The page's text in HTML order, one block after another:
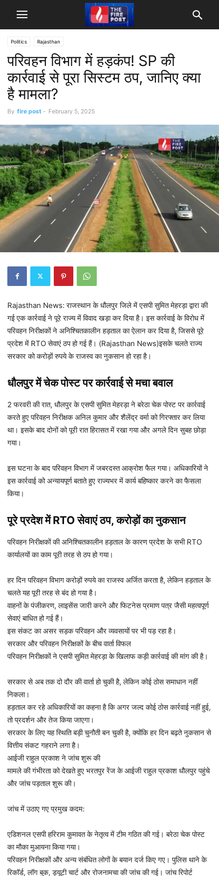
Politics Rajasthan
परिवहन विभाग में हड़कंप! SP की
कार्रवाई से पूरा सिस्टम ठप, जानिए क्या
है मामला?
By fire post - February 5, 2025
Rajasthan News: राजस्थान के धौलपुर जिले में एसपी सुमित मेहरड़ा द्वारा की
गई एक कार्रवाई ने पूरे राज्य में विवाद खड़ा कर दिया है। इस कार्रवाई के विरोध में
परिवहन निरीक्षकों ने अनिश्चितकालीन हड़ताल का ऐलान कर दिया है, जिससे पूरे
प्रदेश में RTO सेवाएं ठप हो गई हैं। (Rajasthan News)इसके चलते राज्य
सरकार को करोड़ों रुपये के राजस्व का नुकसान हो रहा है।
धौलपुर में चेक पोस्ट पर कार्रवाई से मचा बवाल
2 फरवरी की रात, धौलपुर के एसपी सुमित मेहरड़ा ने बरेठा चेक पोस्ट पर कार्रवाई
करते हुए परिवहन निरीक्षक अनिल कुमार और शैलेंद्र वर्मा को गिरफ्तार कर लिया
था। इसके बाद दोनों को पूरी रात हिरासत में रखा गया और अगले दिन सुबह छोड़ा
गया।
इस घटना के बाद परिवहन विभाग में जबरदस्त आक्रोश फैल गया। अधिकारियों ने
इस कार्रवाई को अन्यायपूर्ण बताते हुए राज्यभर में कार्य बहिष्कार करने का फैसला
किया।
पूरे प्रदेश में RTO सेवाएं ठप, करोड़ों का नुकसान
परिवहन निरीक्षकों की अनिश्चितकालीन हड़ताल के कारण प्रदेश के सभी RTO
कार्यालयों का काम पूरी तरह से ठप हो गया।
हर दिन परिवहन विभाग करोड़ों रुपये का राजस्व अर्जित करता है, लेकिन हड़ताल के
चलते यह पूरी तरह से बंद हो गया है।
वाहनों के पंजीकरण, लाइसेंस जारी करने और फिटनेस प्रमाण पत्र जैसी महत्वपूर्ण
सेवाएं बाधित हो गई हैं।
इस संकट का असर सड़क परिवहन और व्यवसायों पर भी पड़ रहा है।
सरकार और परिवहन निरीक्षकों के बीच वार्ता विफल
परिवहन निरीक्षकों ने एसपी सुमित मेहरड़ा के खिलाफ कड़ी कार्रवाई की मांग की है।
सरकार से अब तक दो दौर की वार्ता हो चुकी है, लेकिन कोई ठोस समाधान नहीं
निकला।
हड़ताल कर रहे अधिकारियों का कहना है कि अगर जल्द कोई ठोस कार्रवाई नहीं हुई,
तो प्रदर्शन और तेज किया जाएगा।
सरकार के लिए यह स्थिति बड़ी चुनौती बन चुकी है, क्योंकि हर दिन बढ़ते नुकसान से
वित्तीय संकट गहराने लगा है।
आईजी राहुल प्रकाश ने जांच शुरू की
मामले की गंभीरता को देखते हुए भरतपुर रेंज के आईजी राहुल प्रकाश धौलपुर पहुंचे
और जांच पड़ताल शुरू की।
जांच में उठाए गए प्रमुख कदम:
एडिशनल एसपी हरिराम कुमावत के नेतृत्व में टीम गठित की गई। बरेठा चेक पोस्ट
का मौका मुआयना किया गया।
परिवहन निरीक्षकों और अन्य संबंधित लोगों के बयान दर्ज किए गए। पुलिस थाने के
रिकॉर्ड, लॉग बुक, ड्यूटी चार्ट और रोजनामचा की जांच की गई। जांच रिपोर्ट